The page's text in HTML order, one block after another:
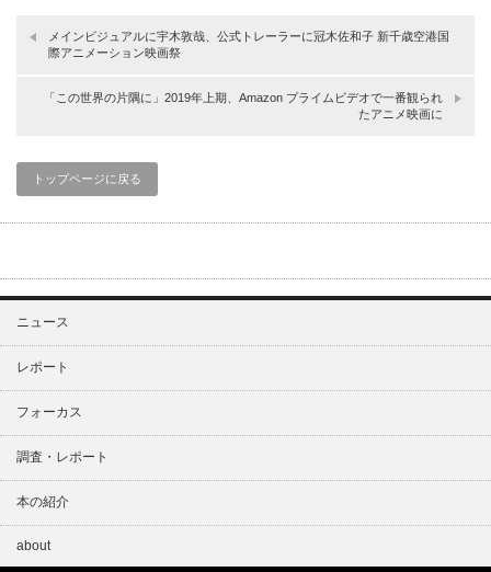
メインビジュアルに宇木敦哉、公式トレーラーに冠木佐和子 新千歳空港国
際アニメーション映画祭
「この世界の片隅に」2019年上期、Amazon プライムビデオで一番観られ
たアニメ映画に
トップページに戻る
ニュース
レポート
フォーカス
調査・レポート
本の紹介
about